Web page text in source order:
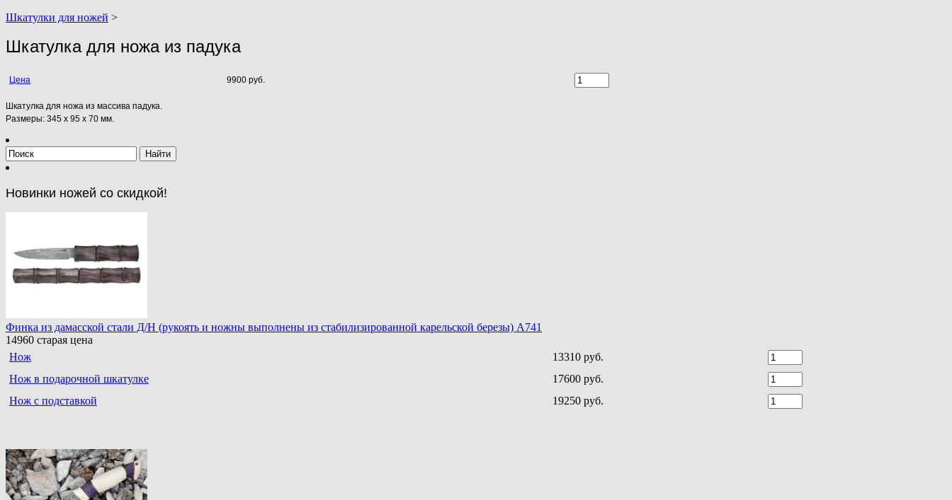
Шкатулки для ножей >
Шкатулка для ножа из падука
Цена 9900 руб.
Шкатулка для ножа из массива падука.
Размеры: 345 x 95 x 70 мм.
Новинки ножей со скидкой!
Финка из дамасской стали Д/Н (рукоять и ножны выполнены из стабилизированной карельской березы) A741
14960 старая цена
Нож
13310 руб.
Нож в подарочной шкатулке
17600 руб.
Нож с подставкой
19250 руб.